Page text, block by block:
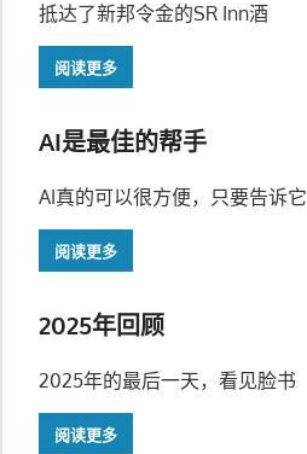
抵达了新邦令金的SR Inn酒
阅读更多
AI是最佳的帮手
AI真的可以很方便，只要告诉它
阅读更多
2025年回顾
2025年的最后一天，看见脸书
阅读更多